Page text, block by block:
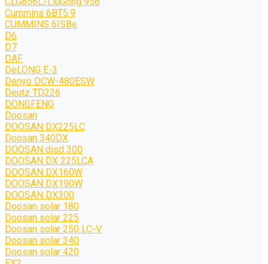
Cummins 6BT5.9
CUMMINS 6ISBe
D6
D7
DAF
DeLONG Е-3
Denyo DCW-480ESW
Deutz TD226
DONGFENG
Doosan
DOOSAN DX225LC
Doosan 340DX
DOOSAN disd 300
DOOSAN DX 225LCA
DOOSAN DX160W
DOOSAN DX190W
DOOSAN DX300
Doosan solar 180
Doosan solar 225
Doosan solar 250 LC-V
Doosan solar 340
Doosan solar 420